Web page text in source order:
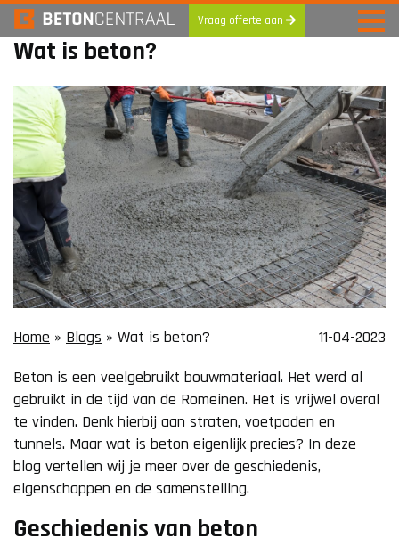
Vraag offerte aan
Skip
content
Wat is beton?
Home » Blogs » Wat is beton?
11-04-2023
Beton is een veelgebruikt bouwmateriaal. Het werd al
gebruikt in de tijd van de Romeinen. Het is vrijwel overal
te vinden. Denk hierbij aan straten, voetpaden en
tunnels. Maar wat is beton eigenlijk precies? In deze
blog vertellen wij je meer over de geschiedenis,
eigenschappen en de samenstelling.
Geschiedenis van beton